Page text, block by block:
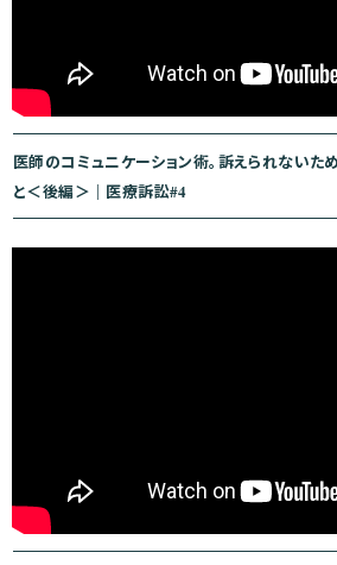
医師のコミュニケーション術。訴えられないた
と＜後編＞｜医療訴訟#4